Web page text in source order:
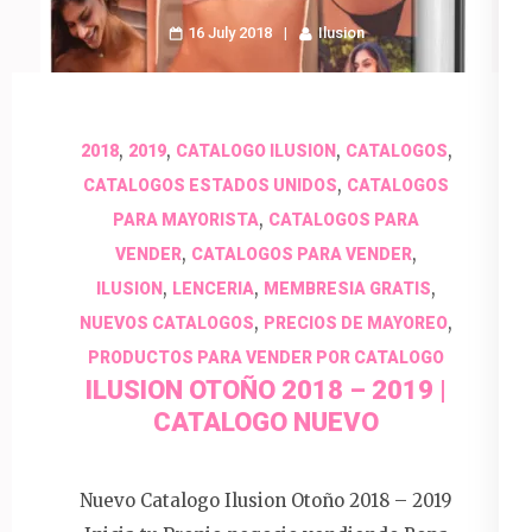
16 July 2018 Ilusion
2018, 2019, CATALOGO ILUSION, CATALOGOS,
CATALOGOS ESTADOS UNIDOS, CATALOGOS
PARA MAYORISTA, CATALOGOS PARA
VENDER, CATALOGOS PARA VENDER,
ILUSION , LENCERIA, MEMBRESIA GRATIS,
NUEVOS CATALOGOS, PRECIOS DE MAYOREO,
PRODUCTOS PARA VENDER POR CATALOGO
ILUSION OTOÑO 2018 – 2019 |
CATALOGO NUEVO
Nuevo Catalogo Ilusion Otoño 2018 – 2019